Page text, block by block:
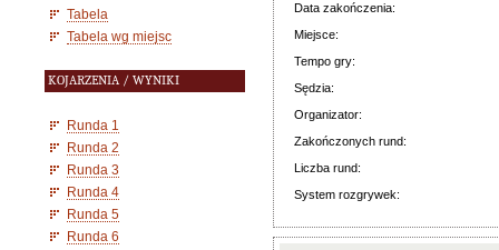
Tabela
Tabela wg miejsc
KOJARZENIA / WYNIKI
Runda 1
Runda 2
Runda 3
Runda 4
Runda 5
Runda 6
Data zakończenia:
Miejsce:
Tempo gry:
Sędzia:
Organizator:
Zakończonych rund:
Liczba rund:
System rozgrywek: